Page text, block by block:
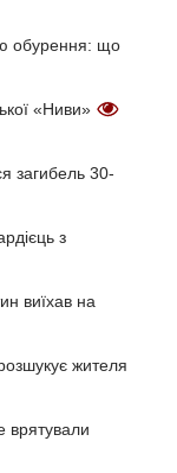
обурення: що
«Ниви»
загибель 30-
з
виїхав на
жителя
врятували